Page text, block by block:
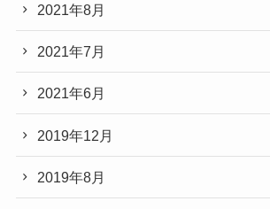
2021年8月
2021年7月
2021年6月
2019年12月
2019年8月